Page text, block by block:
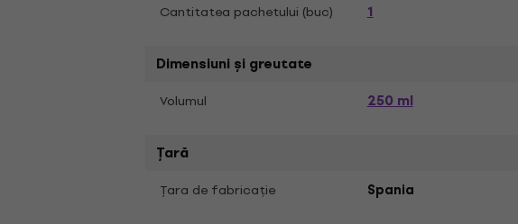
Cantitatea pachetului (buc) 1
Dimensiuni și greutate
Volumul 250 ml
Țară
Ţara de fabricaţie Spania